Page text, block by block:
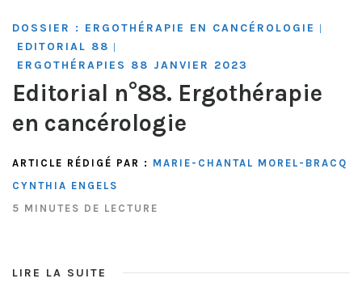
DOSSIER : ERGOTHÉRAPIE EN CANCÉROLOGIE |
EDITORIAL 88 |
ERGOTHÉRAPIES 88 JANVIER 2023
Editorial n°88. Ergothérapie
en cancérologie
ARTICLE RÉDIGÉ PAR : MARIE-CHANTAL MOREL-BRACQ
CYNTHIA ENGELS
5 MINUTES DE LECTURE
LIRE LA SUITE